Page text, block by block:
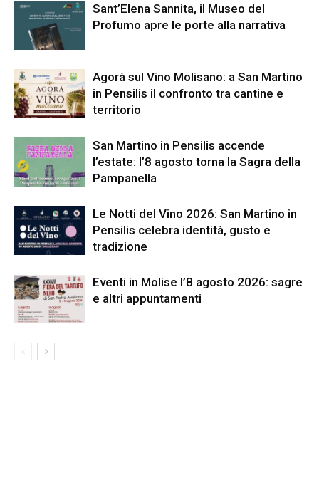
Sant’Elena Sannita, il Museo del
Profumo apre le porte alla narrativa
Agorà sul Vino Molisano: a San Martino
in Pensilis il confronto tra cantine e
territorio
San Martino in Pensilis accende
l’estate: l’8 agosto torna la Sagra della
Pampanella
Le Notti del Vino 2026: San Martino in
Pensilis celebra identità, gusto e
tradizione
Eventi in Molise l’8 agosto 2026: sagre
e altri appuntamenti